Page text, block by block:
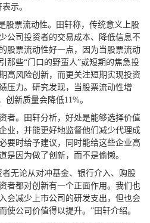
示。
股票流动性。田轩称，传统意义上股
公司投资者的交易成本、降低信息不
股票流动性好一点，因为当股票流动
那些“门口的野蛮人”或短期的焦急投
高风险创新，而更关注短期实现投资
压力。研究发现，当股票流动性增
新质量会降低11%。
者。田轩分析，好处是能够选择价值
业，并能更好地监督他们减少代理成
要时给予建议，同时能给这些企业高
是因为做了创新，而不是偷懒。
无论从对冲基金、银行介入、购股
者都对创新有一个正面作用。我们也
会减少上市公司的研发支出，但也会
使公司价值得以提升。”田轩介绍。